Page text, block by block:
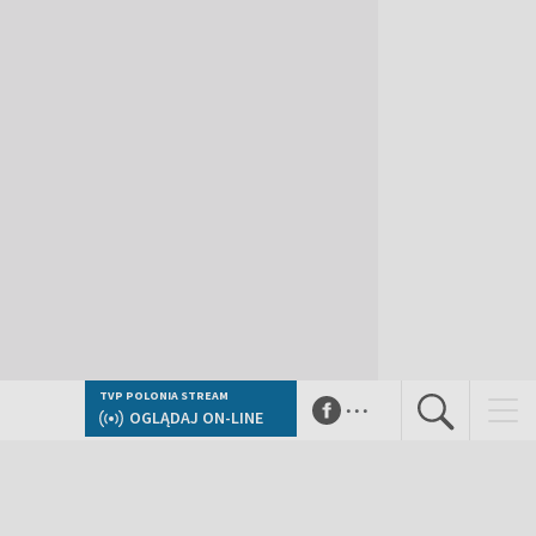
TVP POLONIA STREAM
OGLĄDAJ ON-LINE ...